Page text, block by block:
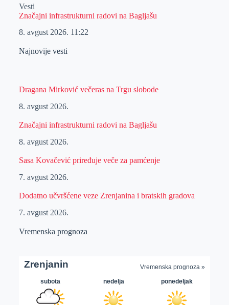
Vesti
Značajni infrastrukturni radovi na Bagljašu
8. avgust 2026. 11:22
Najnovije vesti
Dragana Mirković večeras na Trgu slobode
8. avgust 2026.
Značajni infrastrukturni radovi na Bagljašu
8. avgust 2026.
Sasa Kovačević priređuje veče za pamćenje
7. avgust 2026.
Dodatno učvršćene veze Zrenjanina i bratskih gradova
7. avgust 2026.
Vremenska prognoza